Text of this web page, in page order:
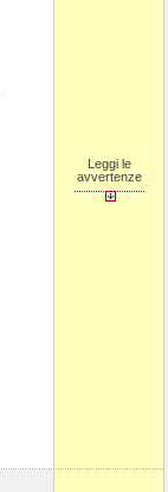
Leggi le
avvertenze